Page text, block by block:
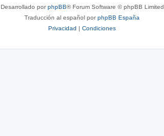
Desarrollado porphpBB® Forum Software © phpBB Limited
Traducción al español porphpBB España
Privacidad | Condiciones